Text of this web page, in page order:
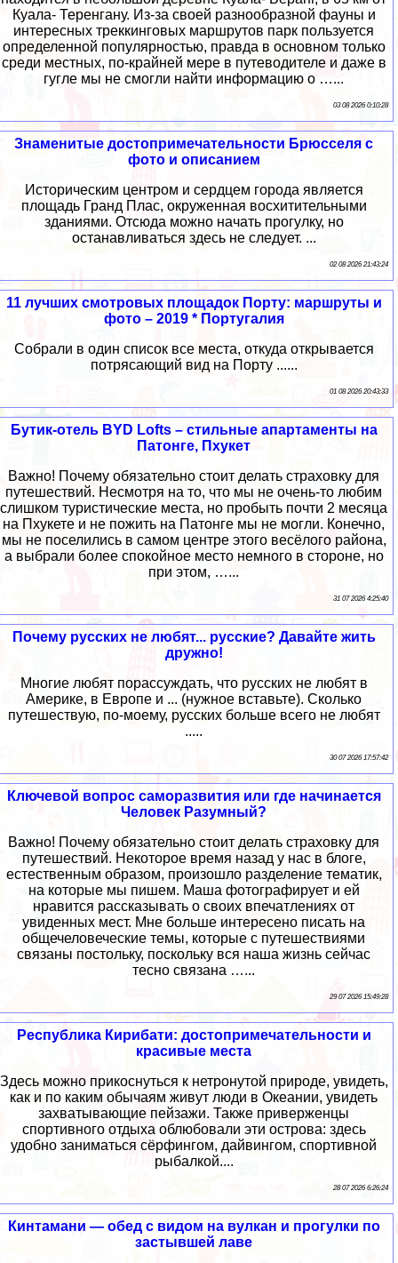
Куала- Теренгану. Из-за своей разнообразной фауны и
интересных треккинговых маршрутов парк пользуется
определенной популярностью, правда в основном только
среди местных, по-крайней мере в путеводителе и даже в
гугле мы не смогли найти информацию о …...
03 08 2026 0:10:28
Знаменитые достопримечательности Брюсселя с
фото и описанием
Историческим центром и сердцем города является
площадь Гранд Плас, окруженная восхитительными
зданиями. Отсюда можно начать прогулку, но
останавливаться здесь не следует. ...
02 08 2026 21:43:24
11 лучших смотровых площадок Порту: маршруты и
фото – 2019 * Португалия
Собрали в один список все места, откуда открывается
потрясающий вид на Порту ......
01 08 2026 20:43:33
Бутик-отель BYD Lofts – стильные апартаменты на
Патонге, Пхукет
Важно! Почему обязательно стоит делать страховку для
путешествий. Несмотря на то, что мы не очень-то любим
слишком туристические места, но пробыть почти 2 месяца
на Пхукете и не пожить на Патонге мы не могли. Конечно,
мы не поселились в самом центре этого весёлого района,
а выбрали более спокойное место немного в стороне, но
при этом, …...
31 07 2026 4:25:40
Почему русских не любят... русские? Давайте жить
дружно!
Многие любят порассуждать, что русских не любят в
Америке, в Европе и ... (нужное вставьте). Сколько
путешествую, по-моему, русских больше всего не любят
.....
30 07 2026 17:57:42
Ключевой вопрос саморазвития или где начинается
Человек Разумный?
Важно! Почему обязательно стоит делать страховку для
путешествий. Некоторое время назад у нас в блоге,
естественным образом, произошло разделение тематик,
на которые мы пишем. Маша фотографирует и ей
нравится рассказывать о своих впечатлениях от
увиденных мест. Мне больше интересено писать на
общечеловеческие темы, которые с путешествиями
связаны постольку, поскольку вся наша жизнь сейчас
тесно связана …...
29 07 2026 15:49:28
Республика Кирибати: достопримечательности и
красивые места
Здесь можно прикоснуться к нетронутой природе, увидеть,
как и по каким обычаям живут люди в Океании, увидеть
захватывающие пейзажи. Также приверженцы
спортивного отдыха облюбовали эти острова: здесь
удобно заниматься сёрфингом, дайвингом, спортивной
рыбалкой....
28 07 2026 6:26:24
Кинтамани — обед с видом на вулкан и прогулки по
застывшей лаве